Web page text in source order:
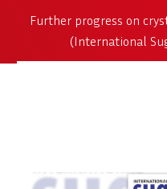
Further progress on
(International